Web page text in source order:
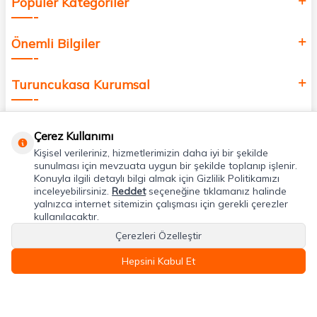
Önemli Bilgiler
Turuncukasa Kurumsal
Uygulamalarımız
Adres & İletişim
Çerez Kullanımı
Kişisel verileriniz, hizmetlerimizin daha iyi bir şekilde
sunulması için mevzuata uygun bir şekilde toplanıp işlenir.
Konuyla ilgili detaylı bilgi almak için Gizlilik Politikamızı
inceleyebilirsiniz. Reddetseçeneğine tıklamanız halinde
yalnızca internet sitemizin çalışması için gerekli çerezler
kullanılacaktır.
Çerezleri Özelleştir
Hepsini Kabul Et